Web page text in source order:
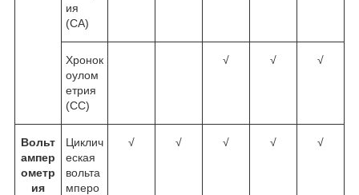
ия
(CA)
Хронок
оулом
етрия
(CC)
√ √ √
Вольт
ампер
ометр
ия
Циклич
еская
вольта
мперо
√ √ √ √ √